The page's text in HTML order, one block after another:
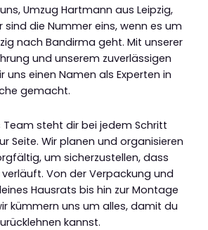
Umzug Hartmann aus Leipzig,
sind die Nummer eins, wenn es um
nach Bandirma geht. Mit unserer
und unserem zuverlässigen
uns einen Namen als Experten in
gemacht.
Team steht dir bei jedem Schritt
Seite. Wir planen und organisieren
um sicherzustellen, dass
Von der Verpackung und
Hausrats bis hin zur Montage
kümmern uns um alles, damit du
kannst.